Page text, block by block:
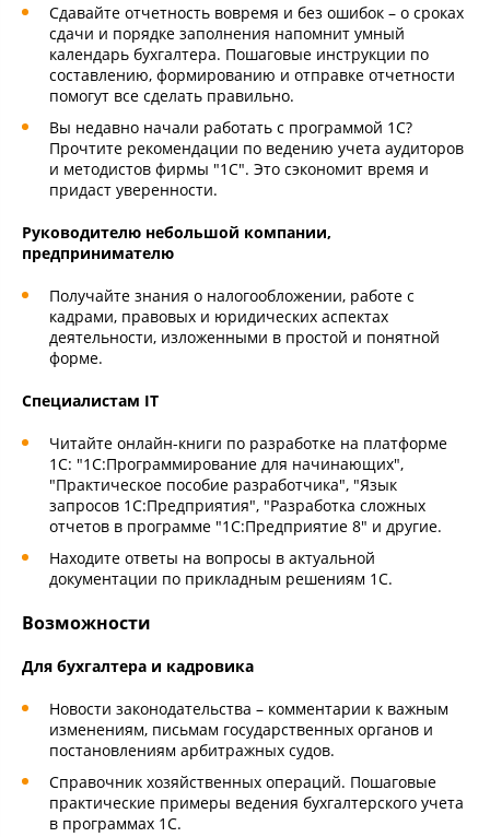
Сдавайте отчетность вовремя и без ошибок – о сроках
сдачи и порядке заполнения напомнит умный
календарь бухгалтера. Пошаговые инструкции по
составлению, формированию и отправке отчетности
помогут все сделать правильно.
Вы недавно начали работать с программой 1С?
Прочтите рекомендации по ведению учета аудиторов
и методистов фирмы "1С". Это сэкономит время и
придаст уверенности.
Руководителю небольшой компании,
предпринимателю
Получайте знания о налогообложении, работе с
кадрами, правовых и юридических аспектах
деятельности, изложенными в простой и понятной
форме.
Специалистам IT
Читайте онлайн-книги по разработке на платформе
1С: "1С:Программирование для начинающих",
"Практическое пособие разработчика", "Язык
запросов 1С:Предприятия", "Разработка сложных
отчетов в программе "1С:Предприятие 8" и другие.
Находите ответы на вопросы в актуальной
документации по прикладным решениям 1С.
Возможности
Для бухгалтера и кадровика
Новости законодательства – комментарии к важным
изменениям, письмам государственных органов и
постановлениям арбитражных судов.
Справочник хозяйственных операций. Пошаговые
практические примеры ведения бухгалтерского учета
в программах 1С.